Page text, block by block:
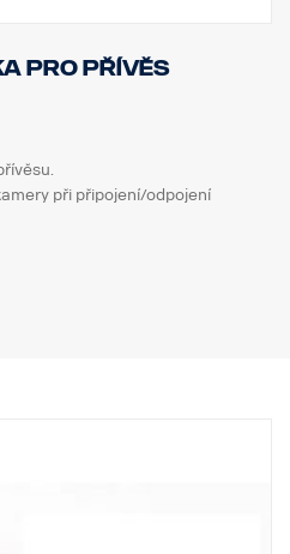
pro přívěs
při připojení/odpojení